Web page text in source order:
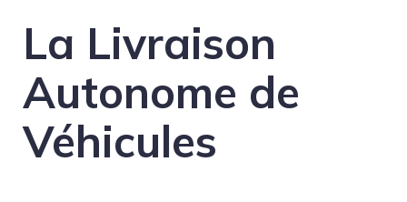
La Livraison
Autonome de
Véhicules